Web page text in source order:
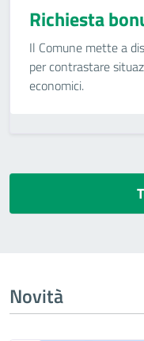
Richiesta
Il Comune mette a
per contrastare
economici.
Novità